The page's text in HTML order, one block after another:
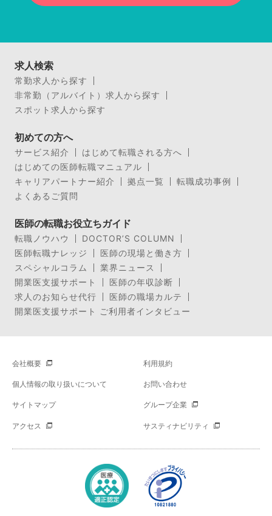
求人検索
常勤求人から探す
非常勤（アルバイト）求人から探す
スポット求人から探す
初めての方へ
サービス紹介
はじめて転職される方へ
はじめての医師転職マニュアル
キャリアパートナー紹介
拠点一覧
転職成功事例
よくあるご質問
医師の転職お役立ちガイド
転職ノウハウ
DOCTOR’S COLUMN
医師転職ナレッジ
医師の現場と働き方
スペシャルコラム
業界ニュース
開業医支援サポート
医師の年収診断
求人のお知らせ代行
医師の職場カルテ
開業医支援サポート ご利用者インタビュー
会社概要 利用規約
個人情報の取り扱いについて お問い合わせ
サイトマップ グループ企業
アクセス サスティナビリティ